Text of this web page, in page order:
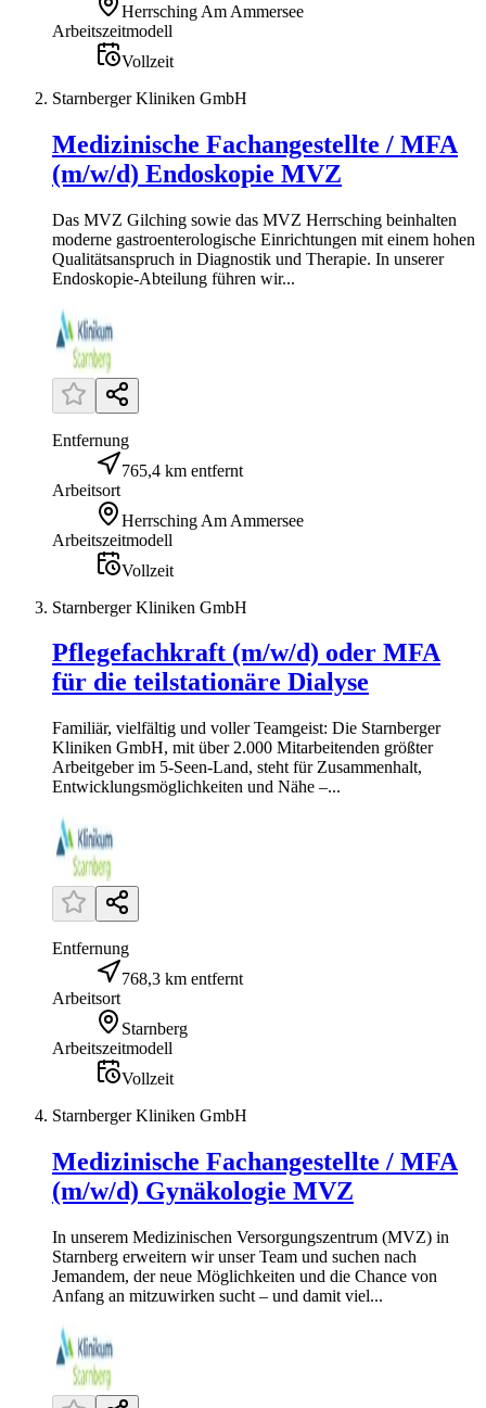
Herrsching Am Ammersee
Arbeitszeitmodell
Vollzeit
Starnberger Kliniken GmbH
Medizinische Fachangestellte / MFA
(m/w/d) Endoskopie MVZ
Das MVZ Gilching sowie das MVZ Herrsching beinhalten
moderne gastroenterologische Einrichtungen mit einem hohen
Qualitätsanspruch in Diagnostik und Therapie. In unserer
Endoskopie-Abteilung führen wir...
Entfernung
765,4 km entfernt
Arbeitsort
Herrsching Am Ammersee
Arbeitszeitmodell
Vollzeit
Starnberger Kliniken GmbH
Pflegefachkraft (m/w/d) oder MFA
für die teilstationäre Dialyse
Familiär, vielfältig und voller Teamgeist: Die Starnberger
Kliniken GmbH, mit über 2.000 Mitarbeitenden größter
Arbeitgeber im 5-Seen-Land, steht für Zusammenhalt,
Entwicklungsmöglichkeiten und Nähe –...
Entfernung
768,3 km entfernt
Arbeitsort
Starnberg
Arbeitszeitmodell
Vollzeit
Starnberger Kliniken GmbH
Medizinische Fachangestellte / MFA
(m/w/d) Gynäkologie MVZ
In unserem Medizinischen Versorgungszentrum (MVZ) in
Starnberg erweitern wir unser Team und suchen nach
Jemandem, der neue Möglichkeiten und die Chance von
Anfang an mitzuwirken sucht – und damit viel...